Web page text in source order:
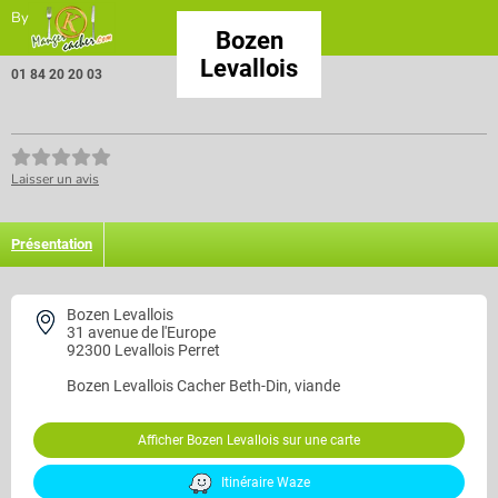
By
Bozen
Levallois
01 84 20 20 03
Laisser un avis
Présentation
Bozen Levallois
31 avenue de l'Europe
92300 Levallois Perret
Bozen LevalloisCacher Beth-Din, viande
Afficher Bozen Levallois sur une carte
Itinéraire Waze